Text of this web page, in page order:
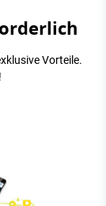
Vorteile.